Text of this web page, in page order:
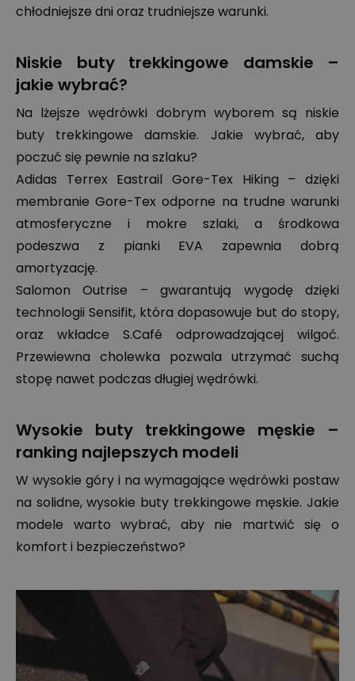
chłodniejsze dni oraz trudniejsze warunki.
Niskie buty trekkingowe damskie –
jakie wybrać?
Na lżejsze wędrówki dobrym wyborem są niskie
buty trekkingowe damskie. Jakie wybrać, aby
poczuć się pewnie na szlaku?
Adidas Terrex Eastrail Gore-Tex Hiking – dzięki
membranie Gore-Tex odporne na trudne warunki
atmosferyczne i mokre szlaki, a środkowa
podeszwa z pianki EVA zapewnia dobrą
amortyzację.
Salomon Outrise – gwarantują wygodę dzięki
technologii Sensifit, która dopasowuje but do stopy,
oraz wkładce S.Café odprowadzającej wilgoć.
Przewiewna cholewka pozwala utrzymać suchą
stopę nawet podczas długiej wędrówki.
Wysokie buty trekkingowe męskie –
ranking najlepszych modeli
W wysokie góry i na wymagające wędrówki postaw
na solidne, wysokie buty trekkingowe męskie. Jakie
modele warto wybrać, aby nie martwić się o
komfort i bezpieczeństwo?